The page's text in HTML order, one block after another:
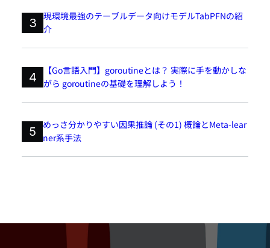
3 現環境最強のテーブルデータ向けモデルTabPFNの紹
介
4
【Go言語入門】goroutineとは？ 実際に手を動かしな
がら goroutineの基礎を理解しよう！
5
めっさ分かりやすい因果推論 (その1) 概論とMeta-lear
ner系手法